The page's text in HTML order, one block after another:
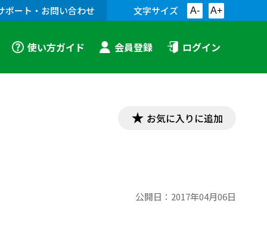
ポート・お問い合わせ 文字サイズ A- A+
使い方ガイド 会員登録 ログイン
お気に入りに追加
公開日： 2017年04月06日